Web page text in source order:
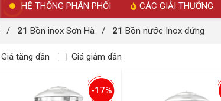
HỆ THỐNG PHÂN PHỐI CÁC GIẢI THƯỞNG
/ 21 Bồn inox Sơn Hà / 21 Bồn nước Inox đứng
Giá tăng dần Giá giảm dần
-17%